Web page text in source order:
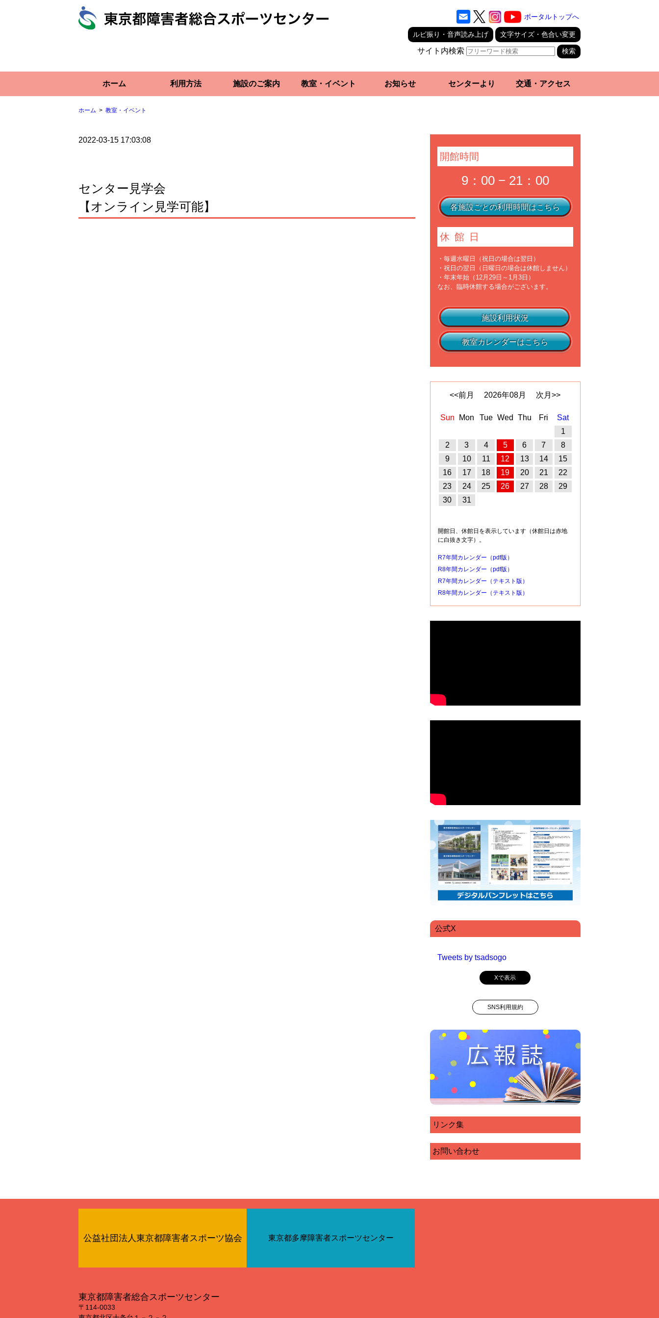
ポータルトップへ
ルビ振り・音声読み上げ 文字サイズ・色合い変更
サイト内検索
ホーム 利用方法 施設のご案内 教室・イベント お知らせ センターより 交通・アクセス
ホーム 教室・イベント
2022-03-15 17:03:08
センター見学会
【オンライン見学可能】
開館時間
9：00 − 21：00
各施設ごとの利用時間はこちら
休館日
・毎週水曜日（祝日の場合は翌日）
・祝日の翌日（日曜日の場合は休館しません）
・年末年始（12月29日～1月3日）
なお、臨時休館する場合がございます。
施設利用状況
教室カレンダーはこちら
<<前月 2026年08月 次月>>
Sun Mon Tue Wed Thu Fri
Sat
1
2
3 4 5 6 7
8
9
10 11 12 13 14
15
16
17 18 19 20 21
22
23
24 25 26 27 28
29
30
31
開館日、休館日を表示しています（休館日は赤地
に白抜き文字）。
R7年間カレンダー（pdf版）
R8年間カレンダー（pdf版）
R7年間カレンダー（テキスト版）
R8年間カレンダー（テキスト版）
公式X
Tweets by tsadsogo
Xで表示
SNS利用規約
リンク集
お問い合わせ
公益社団法人東京都障害者スポーツ協会 東京都多摩障害者スポーツセンター
東京都障害者総合スポーツセンター
〒114‐0033